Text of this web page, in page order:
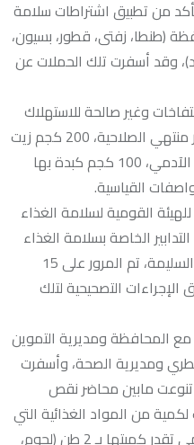
للتأكد من تطبيق اشتراطات سلامة
(طنطا، زفتى، قطور، بسيون،
وقد أسفرت تلك الحملات عن
وغير صالحة للاستهلاك
الآدمي، 150 كجم سوداني مقشور منتهي الصلاحية، 200 كجم زيت
زيتون يشتبه في صلاحيته للاستهلاك الآدمي، 100 كجم كبدة بها
القياسية.
القومية لسلامة الغذاء
الخاصة بسلامة الغذاء
وتعزيز الممارسات الغذائية الصحية السليمة، تم المرور على 15
التصحيحية لتلك
المحافظة ومديرية التموين
ومديرية الصحة، وأسفرت
تحرير 195 محضرًا، تنوعت مابين محاضر نقص
من المواد الغذائية التي
يشتبه في صلاحيتها للاستهلاك الآدمي تقدر كميتها بـ 2 طن (لحوم،